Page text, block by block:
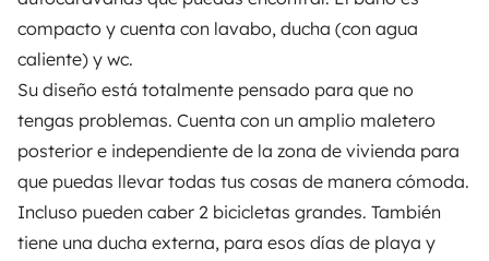
compacto y cuenta con lavabo, ducha (con agua
caliente) y wc.
Su diseño está totalmente pensado para que no
tengas problemas. Cuenta con un amplio maletero
posterior e independiente de la zona de vivienda para
que puedas llevar todas tus cosas de manera cómoda.
Incluso pueden caber 2 bicicletas grandes. También
tiene una ducha externa, para esos días de playa y
PROPRIETÁRIOS
Criar um anúncio
Contrato de aluguer
Seguro de aluguer